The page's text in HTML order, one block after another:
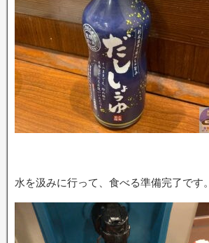
水を汲みに行って、食べる準備完了です。